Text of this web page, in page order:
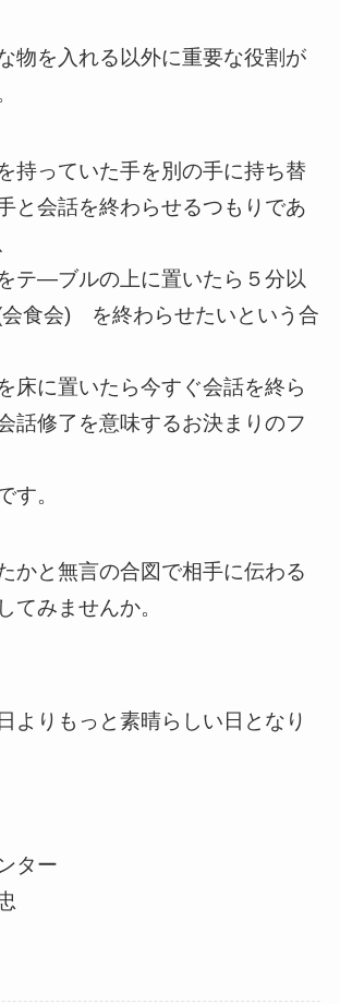
物を入れる以外に重要な役割が
持っていた手を別の手に持ち替
と会話を終わらせるつもりであ
テ―ブルの上に置いたら５分以
食会) を終わらせたいという合
床に置いたら今すぐ会話を終ら
話修了を意味するお決まりのフ
す。
かと無言の合図で相手に伝わる
てみませんか。
よりもっと素晴らしい日となり
ター